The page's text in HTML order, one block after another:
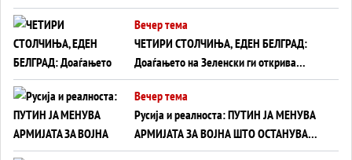
служба на Америка - или ќе стане
сувишна?
Вечер тема
ЧЕТИРИ СТОЛЧИЊА, ЕДЕН БЕЛГРАД:
Доаѓањето на Зеленски ги открива
тајните на политиката на балансирање
на Вучиќ
Вечер тема
Русија и реалноста: ПУТИН ЈА МЕНУВА
АРМИЈАТА ЗА ВОЈНА ШТО ОСТАНУВА
БЕЗ ФРОНТ